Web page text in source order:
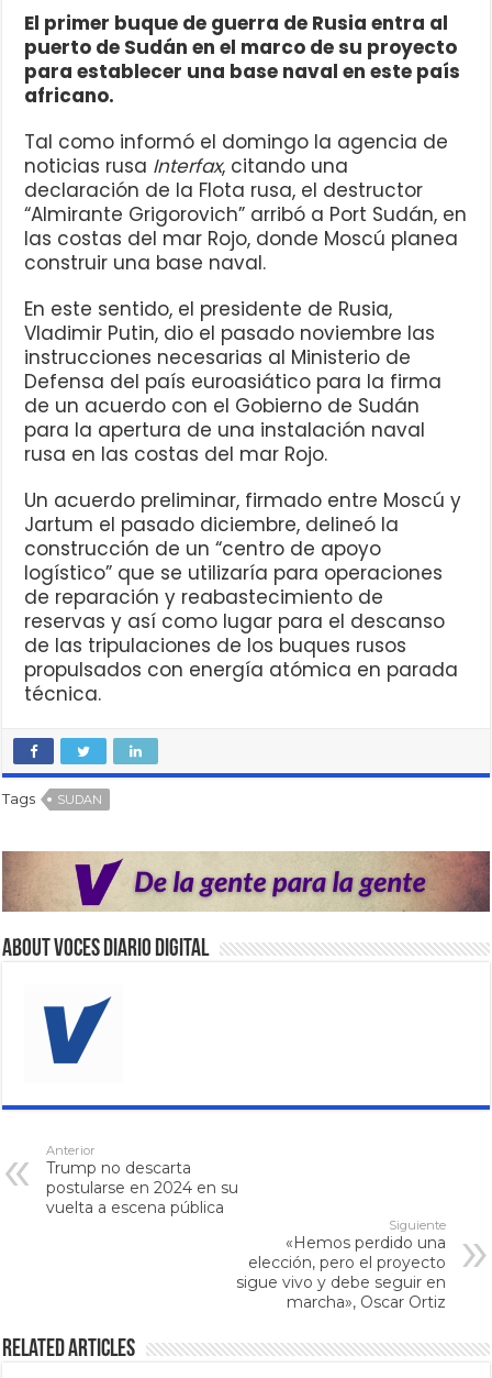
El primer buque de guerra de Rusia entra al
puerto de Sudán en el marco de su proyecto
para establecer una base naval en este país
africano.
Tal como informó el domingo la agencia de
noticias rusa Interfax, citando una
declaración de la Flota rusa, el destructor
“Almirante Grigorovich” arribó a Port Sudán, en
las costas del mar Rojo, donde Moscú planea
construir una base naval.
En este sentido, el presidente de Rusia,
Vladimir Putin, dio el pasado noviembre las
instrucciones necesarias al Ministerio de
Defensa del país euroasiático para la firma
de un acuerdo con el Gobierno de Sudán
para la apertura de una instalación naval
rusa en las costas del mar Rojo.
Un acuerdo preliminar, firmado entre Moscú y
Jartum el pasado diciembre, delineó la
construcción de un “centro de apoyo
logístico” que se utilizaría para operaciones
de reparación y reabastecimiento de
reservas y así como lugar para el descanso
de las tripulaciones de los buques rusos
propulsados con energía atómica en parada
técnica.
Tags SUDAN
About VOCES Diario digital
Anterior
Trump no descarta
postularse en 2024 en su
vuelta a escena pública
Siguiente
«Hemos perdido una
elección, pero el proyecto
sigue vivo y debe seguir en
marcha», Oscar Ortiz
Related Articles